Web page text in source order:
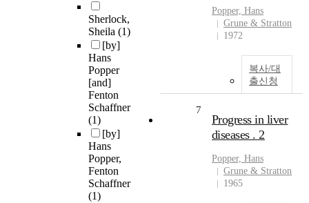
Sherlock,
Sheila (1)
[by]
Hans
Popper
[and]
Fenton
Schaffner
(1)
[by]
Hans
Popper,
Fenton
Schaffner
(1)
Popper, Hans
Grune & Stratton
1972
복사/대
출신청
7
Progress in liver
diseases . 2
Popper, Hans
Grune & Stratton
1965